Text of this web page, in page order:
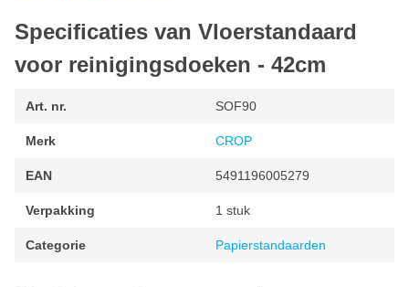
Wordt exclusief rol papier geleverd
Specificaties van Vloerstandaard
voor reinigingsdoeken - 42cm
Art. nr. SOF90
Merk CROP
EAN 5491196005279
Verpakking 1 stuk
Categorie Papierstandaarden